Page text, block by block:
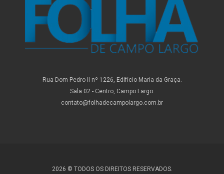
Rua Dom Pedro II nº 1226, Edifício Maria da Graça.
Sala 02 - Centro, Campo Largo.
contato@folhadecampolargo.com.br
2026 © TODOS OS DIREITOS RESERVADOS.